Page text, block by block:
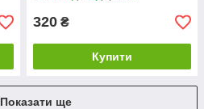
320 ₴
Купити
Показати ще